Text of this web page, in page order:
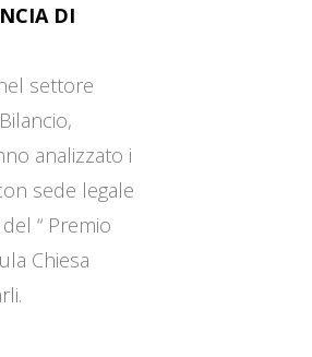
DI
settore
analizzato i
sede legale
“ Premio
Chiesa